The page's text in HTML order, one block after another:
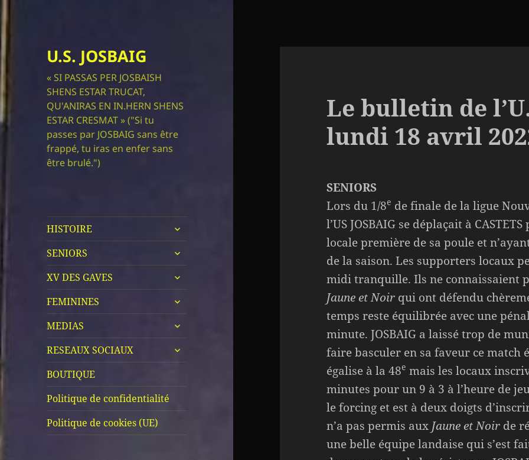
U.S. JOSBAIG
« SI PASSAS PER JOSBAISH
SHENS ESTAR TRUCAT,
QU'ANIRAS EN IN.HERN SHENS
ESTAR CRESMAT » ("Si tu
passes par JOSBAIG sans être
frappé, tu iras en enfer sans
être brulé.")
HISTOIRE
ouvrir
sous-
SENIORS
ouvrir
sous-
menu
XV DES GAVES
ouvrir
le
sous-
FEMININES
ouvrir
sous-
MEDIAS
ouvrir
sous-
menu
RESEAUX SOCIAUX
ouvrir
le
BOUTIQUE
Politique de confidentialité
Politique de cookies (UE)
Le bulletin de
lundi 18 avril
SENIORS
Lors du 1/8e de finale de la ligue
l’US JOSBAIG se déplaçait à
locale première de sa poule et
de la saison. Les supporters locaux
midi tranquille. Ils ne connaissaient
Jaune et Noir qui ont défendu
temps reste équilibrée avec une
minute. JOSBAIG a laissé trop de
faire basculer en sa faveur ce match
égalise à la 48e mais les locaux
minutes pour un 9 à 3 à l’heure de
le forcing et est à deux doigts
n’a pas permis aux Jaune et Noir de
une belle équipe landaise qui s’est